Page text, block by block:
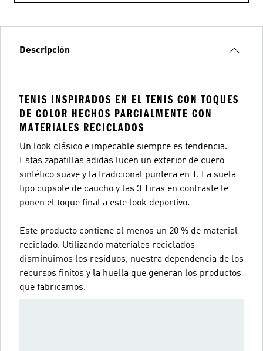
Descripción
TENIS INSPIRADOS EN EL TENIS CON TOQUES
DE COLOR HECHOS PARCIALMENTE CON
MATERIALES RECICLADOS
Un look clásico e impecable siempre es tendencia.
Estas zapatillas adidas lucen un exterior de cuero
sintético suave y la tradicional puntera en T. La suela
tipo cupsole de caucho y las 3 Tiras en contraste le
ponen el toque final a este look deportivo.
Este producto contiene al menos un 20 % de material
reciclado. Utilizando materiales reciclados
disminuimos los residuos, nuestra dependencia de los
recursos finitos y la huella que generan los productos
que fabricamos.